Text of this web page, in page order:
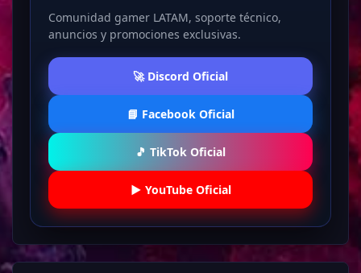
Comunidad gamer LATAM, soporte técnico,
anuncios y promociones exclusivas.
🚀 Discord Oficial
📘 Facebook Oficial
🎵 TikTok Oficial
▶️ YouTube Oficial